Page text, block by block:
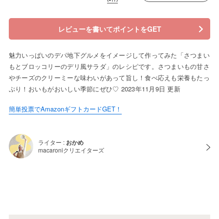
レビューを書いてポイントをGET
魅力いっぱいのデパ地下グルメをイメージして作ってみた「さつまい
もとブロッコリーのデリ風サラダ」のレシピです。さつまいもの甘さ
やチーズのクリーミーな味わいがあって旨し！食べ応えも栄養もたっ
ぷり！おいもがおいしい季節にぜひ♡ 2023年11月9日 更新
簡単投票でAmazonギフトカードGET！
ライター : おかめ
macaroniクリエイターズ